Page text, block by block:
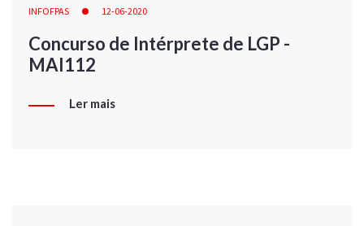
INFOFPAS 12-06-2020
Concurso de Intérprete de LGP -
MAI112
Ler mais